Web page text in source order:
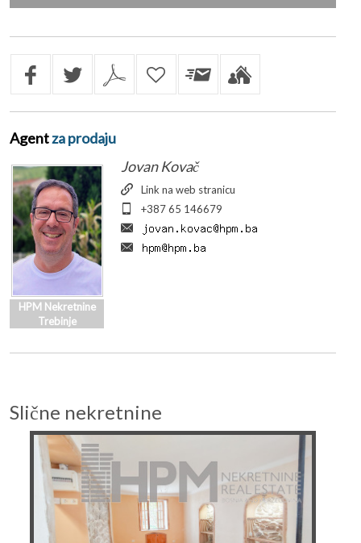
Agentza prodaju
HPM Nekretnine
Trebinje
Jovan Kovač
Link na web stranicu
+387 65 146679
Slične nekretnine